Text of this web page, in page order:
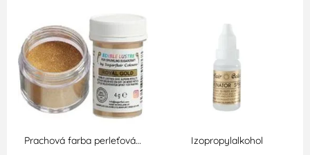
Prachová farba perleťová… Izopropylalkohol